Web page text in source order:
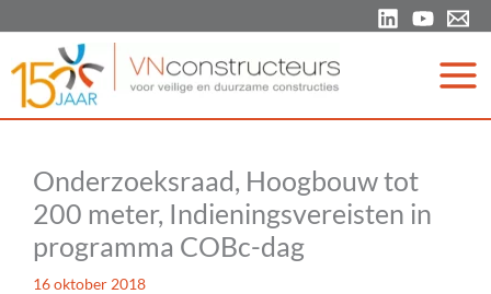
de
inhoud
Onderzoeksraad, Hoogbouw tot
200 meter, Indieningsvereisten in
programma COBc-dag
16 oktober 2018